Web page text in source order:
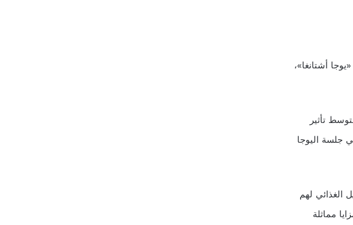
«يوجا أشتانغا»،
تأثير
جزء اليوغا المتعلق بـ«الحلول الشمسية» الذي دام 25 دقيقة في جلسة اليوجا
الغذائي لهم
مماثلة